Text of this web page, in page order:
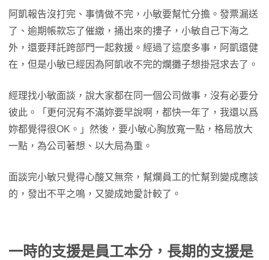
阿凱報告沒打完、事情做不完，小敏要幫忙分擔。發票漏送
了、逾期帳款忘了催繳，捅出來的摟子，小敏自己下海之
外，還要拜託跨部門一起救援。經過了這麼多事，阿凱還健
在，但是小敏已經因為阿凱收不完的爛攤子想掛冠求去了。
經理找小敏面談，說大家都在同一個公司做事，沒有必要分
彼此。「更何況有不滿妳要早說啊，都快一年了，我還以爲
妳都覺得很OK。」然後，要小敏心胸放寬一點，格局放大
一點，為公司著想、以大局為重。
面談完小敏只覺得心酸又無奈，幫爛員工的忙幫到變成應該
的，發出不平之鳴，又變成她愛計較了。
一時的支援是員工本分，長期的支援是